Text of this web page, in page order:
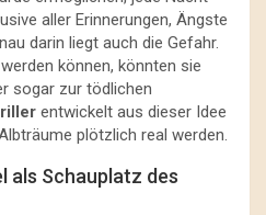
aller Erinnerungen, Ängste
darin liegt auch die Gefahr.
können, könnten sie
sogar zur tödlichen
entwickelt aus dieser Idee
plötzlich real werden.
als Schauplatz des